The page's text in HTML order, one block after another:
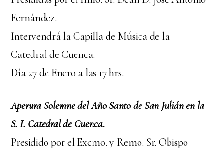
Fernández.
Intervendrá la Capilla de Música de la
Catedral de Cuenca.
Día 27 de Enero a las 17 hrs.
Aperura Solemne del Año Santo de San Julián en la
S. I. Catedral de Cuenca.
Presidido por el Excmo. y Remo. Sr. Obispo